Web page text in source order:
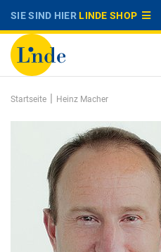
SIE SIND HIERLINDE SHOP
Startseite | Heinz Macher